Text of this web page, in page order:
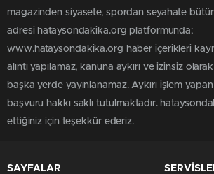
magazinden siyasete, spordan seyahate
adresi hataysondakika.org platformunda;
www.hataysondakika.org haber içerikleri
alıntı yapılamaz, kanuna aykırı ve izinsiz
başka yerde yayınlanamaz. Aykırı işlem
başvuru hakkı saklı tutulmaktadır.
ettiğiniz için teşekkür ederiz.
SAYFALAR